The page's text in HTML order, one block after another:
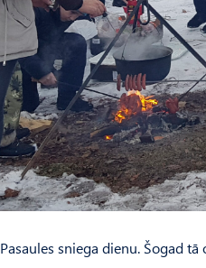
sniega dienu. Šogad